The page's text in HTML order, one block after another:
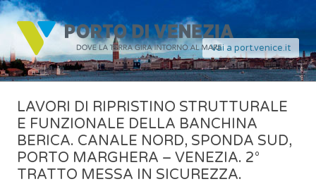
Vai a port.venice.it
LAVORI DI RIPRISTINO STRUTTURALE
E FUNZIONALE DELLA BANCHINA
BERICA. CANALE NORD, SPONDA SUD,
PORTO MARGHERA – VENEZIA. 2°
TRATTO MESSA IN SICUREZZA.